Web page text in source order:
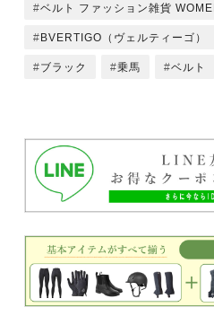
ベルト ファッション雑貨
BVERTIGO（ヴェルティーゴ）
ブラック 乗馬 ベルト